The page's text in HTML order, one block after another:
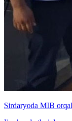
Sirdaryoda MIB